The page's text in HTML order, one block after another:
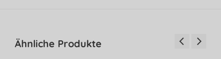
Ähnliche Produkte